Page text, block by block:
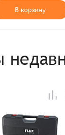
В корзину